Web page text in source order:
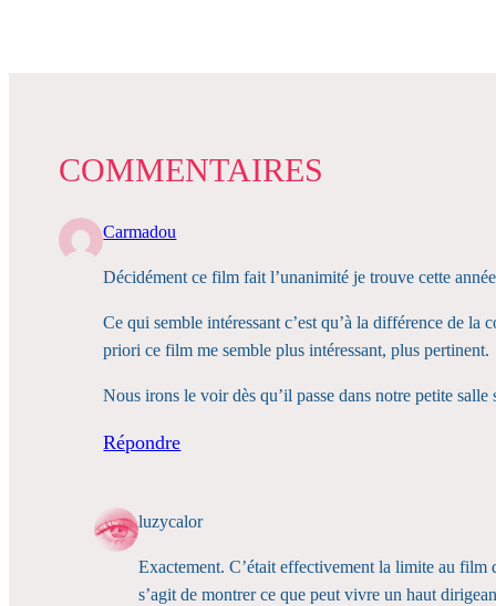
COMMENTAIRES
Carmadou
Décidément ce film fait l’unanimité je trouve cette
Ce qui semble intéressant c’est qu’à la différence de
priori ce film me semble plus intéressant, plus pertinent.
Nous irons le voir dès qu’il passe dans notre petite salle
Répondre
luzycalor
Exactement. C’était effectivement la limite au film
s’agit de montrer ce que peut vivre un haut